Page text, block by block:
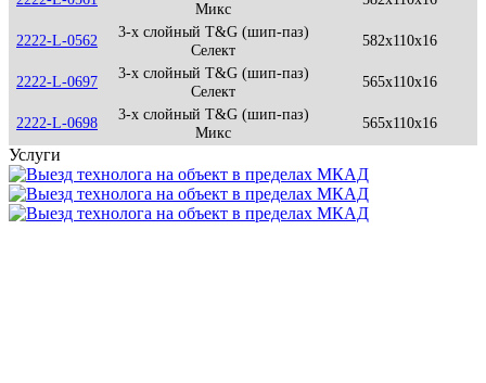
Микс
2222-L-0562
3-х слойный T&G (шип-паз)
Селект
582x110x16
2222-L-0697
3-х слойный T&G (шип-паз)
Селект
565x110x16
2222-L-0698
3-х слойный T&G (шип-паз)
Микс
565x110x16
Услуги